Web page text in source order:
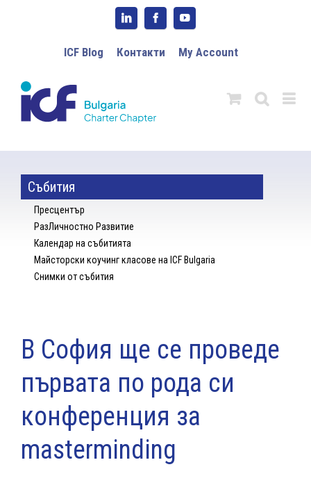
ICF Blog Контакти My Account
Събития
Пресцентър
РазЛичностно Развитие
Календар на събитията
Майсторски коучинг класове на ICF Bulgaria
Снимки от събития
В София ще се проведе
първата по рода си
конференция за
masterminding